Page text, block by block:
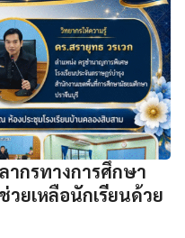
กรทางการศึกษา
ยเหลือนักเรียนด้วย